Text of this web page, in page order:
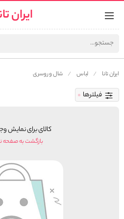
ایران
ایران تانا لباس شال و روسری
فیلترها
کالای برای نمایش
بازگشت به